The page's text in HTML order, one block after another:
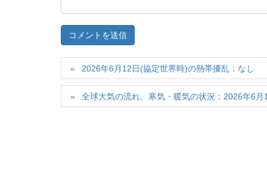
2026年6月12日(協定世界時)の熱帯擾乱：なし
全球大気の流れ、寒気・暖気の状況：2026年6月